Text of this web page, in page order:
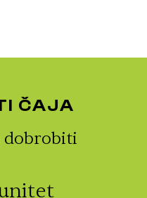
ČAJA
dobrobiti